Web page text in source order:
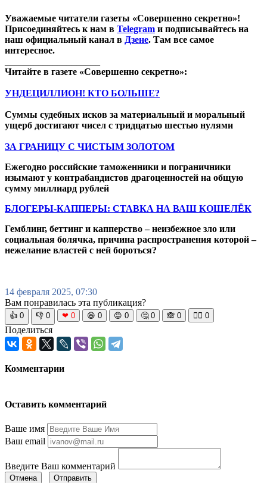
Уважаемые читатели газеты «Совершенно секретно»!
Присоединяйтесь к нам в Telegram и подписывайтесь на
наш официальный канал в Дзене. Там все самое
интересное.
Читайте в газете «Совершенно секретно»:
УНДЕЦИЛЛИОН! КТО БОЛЬШЕ?
Суммы судебных исков за материальный и моральный
ущерб достигают чисел с тридцатью шестью нулями
ЗА ГРАНИЦУ С ЧИСТЫМ ЗОЛОТОМ
Ежегодно российские таможенники и пограничники
изымают у контрабандистов драгоценностей на общую
сумму миллиард рублей
БЛОГЕРЫ-КАППЕРЫ: СТАВКА НА ВАШ КОШЕЛЁК
Гемблинг, беттинг и капперство – неизбежное зло или
социальная болячка, причина распространения которой –
нежелание властей с ней бороться?
14 февраля 2025, 07:30
Вам понравилась эта публикация?
👍 0 👎 0 ❤ 0 😆 0 😡 0 🤔 0 🙈 0 🧘‍♀️ 0
Поделиться
Комментарии
Оставить комментарий
Ваше имя
Ваш email
Введите Ваш комментарий
Отмена Отправить